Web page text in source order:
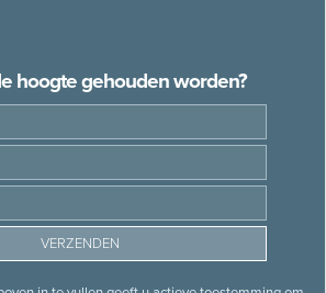
hoogte gehouden worden?